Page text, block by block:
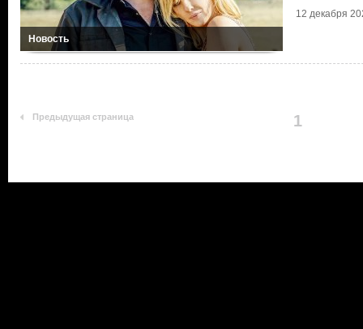
Новость
12 декабря
Предыдущая страница 1